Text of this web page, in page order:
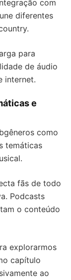
com
une diferentes
para
de áudio
internet.
e
como
temáticas
fãs de todo
Podcasts
o conteúdo
explorarmos
capítulo
ao